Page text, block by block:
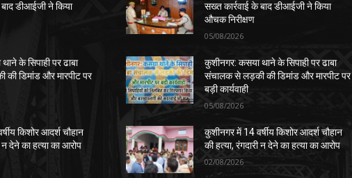
डीआईजी ने किया
के सिपाही पर ढाबा
डिमांड और मारपीट पर
किशोर आदर्श चौहान
न देने का हत्या का आरोप
सख्त कार्रवाई के बाद डीआईजी ने किया
औचक निरीक्षण
05/08/2026
कुशीनगर: कसया थाने के सिपाही पर ढाबा
संचालक से लड़की की डिमांड और मारपीट पर
बड़ी कार्यवाही
05/08/2026
कुशीनगर में 14 वर्षीय किशोर आदर्श चौहान
की हत्या, रंगदारी न देने का हत्या का आरोप
02/08/2026